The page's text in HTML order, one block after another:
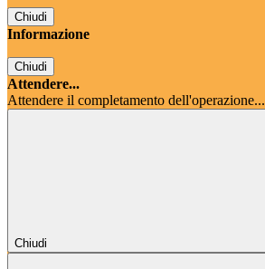
Chiudi
Informazione
Chiudi
Attendere...
Attendere il completamento dell'operazione...
Chiudi